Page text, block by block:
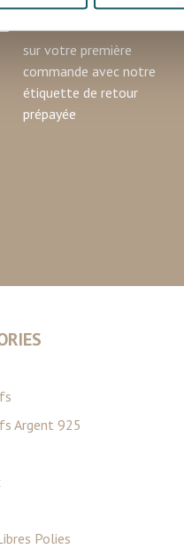
ou retirer votre
de personnaliser le
trafic. Nous partageons
sur votre première
commande avec notre
étiquette de retour
prépayée
Argent 925
Polies